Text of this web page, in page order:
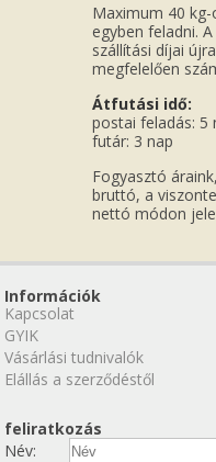
Maximum 40
egyben feladni.
szállítási díjai
megfelelően
Átfutási idő:
postai feladás: 5
futár: 3 nap
Fogyasztó
bruttó, a
nettó módon
Információk
Kapcsolat
GYIK
Vásárlási tudnivalók
Elállás a szerződéstől
feliratkozás
Név: